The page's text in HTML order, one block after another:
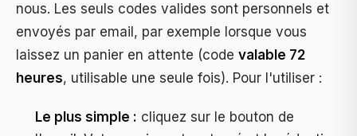
nous. Les seuls codes valides sont personnels et
envoyés par email, par exemple lorsque vous
laissez un panier en attente (code valable 72
heures, utilisable une seule fois). Pour l'utiliser :
Le plus simple : cliquez sur le bouton de